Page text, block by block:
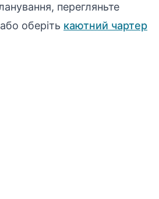
перегляньте
або оберіть каютний чартер